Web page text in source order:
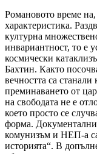
Романовото време
характеристика.
културна
инвариантност, то е
космически
Бахтин. Както
вечността са
преминаването от
на свободата не е
което просто се
форма.
комунизъм и НЕП-а
историята“. В